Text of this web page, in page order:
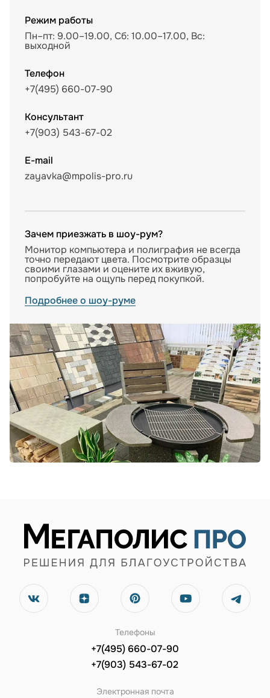
Режим работы
Пн–пт: 9.00–19.00, Сб: 10.00–17.00, Вс:
выходной
Телефон
+7(495) 660-07-90
Консультант
+7(903) 543-67-02
E-mail
zayavka@mpolis-pro.ru
Зачем приезжать в шоу-рум?
Монитор компьютера и полиграфия не всегда
точно передают цвета. Посмотрите образцы
своими глазами и оцените их вживую,
попробуйте на ощупь перед покупкой.
Подробнее о шоу-руме
Телефоны
+7(495) 660-07-90
+7(903) 543-67-02
Электронная почта